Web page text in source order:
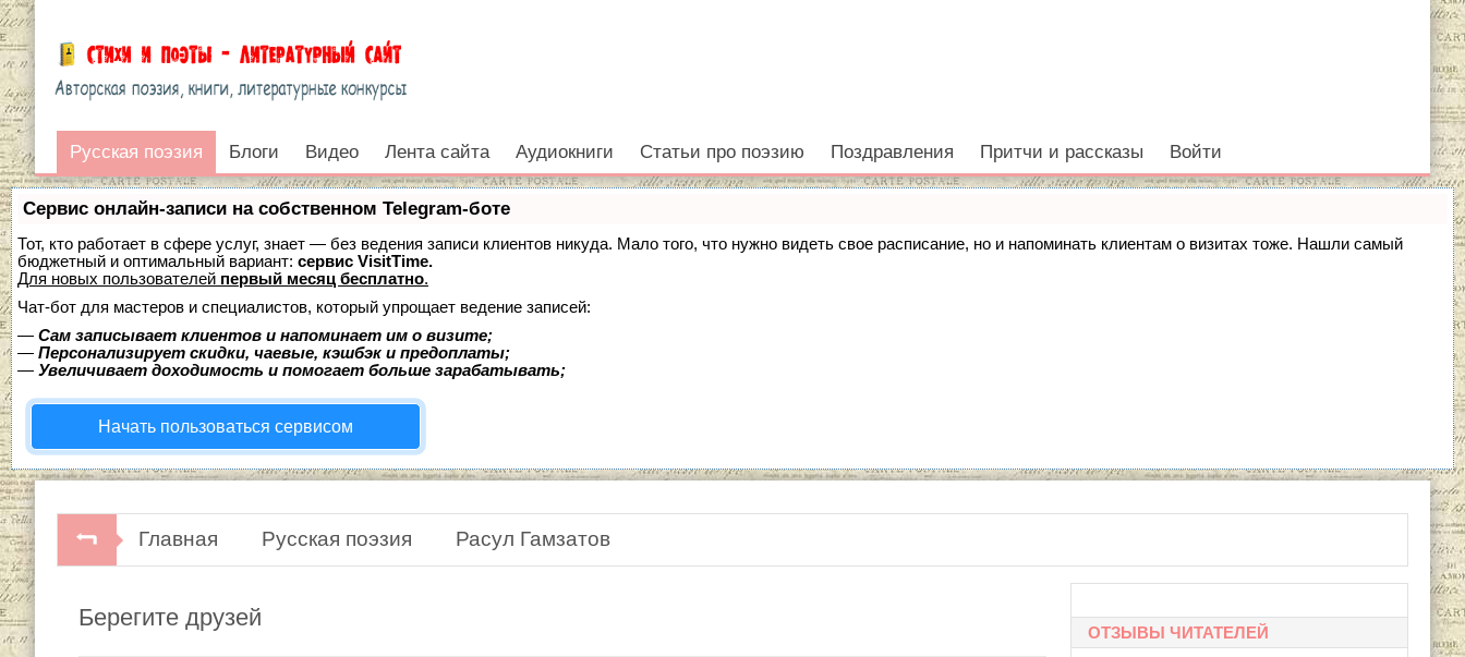
Русская поэзия
Войти
Русская поэзия Блоги Видео Лента сайта Аудиокниги Статьи про поэзию Поздравления Притчи и рассказы Войти
Сервис онлайн-записи на собственном Telegram-боте
Тот, кто работает в сфере услуг, знает — без ведения записи клиентов никуда. Мало того, что нужно видеть свое расписание, но и напоминать клиентам о визитах тоже. Нашли самый
бюджетный и оптимальный вариант: сервис VisitTime.
Для новых пользователей первый месяц бесплатно.
Чат-бот для мастеров и специалистов, который упрощает ведение записей:
— Сам записывает клиентов и напоминает им о визите;
— Персонализирует скидки, чаевые, кэшбэк и предоплаты;
— Увеличивает доходимость и помогает больше зарабатывать;
Начать пользоваться сервисом
Главная Русская поэзия Расул Гамзатов
Советская поэзия. В 2-х томах.Библиотека всемирной литературы. Серия третья.Редакторы А.Краковская, Ю.Розенблюм.Москва:
Берегите друзей
ОТЗЫВЫ ЧИТАТЕЛЕЙ